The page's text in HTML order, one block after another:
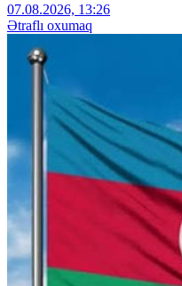
07.08.2026, 13:26
Ətraflı oxumaq